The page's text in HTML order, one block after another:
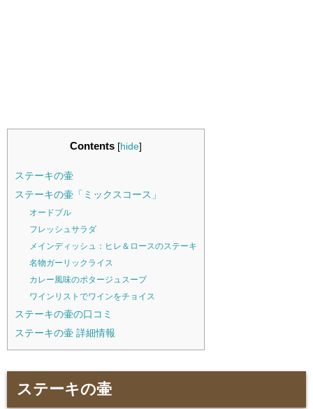
Contents [hide]
ステーキの壷
ステーキの壷「ミックスコース」
オードブル
フレッシュサラダ
メインディッシュ：ヒレ＆ロースのステーキ
名物ガーリックライス
カレー風味のポタージュスープ
ワインリストでワインをチョイス
ステーキの壷の口コミ
ステーキの壷 詳細情報
ステーキの壷